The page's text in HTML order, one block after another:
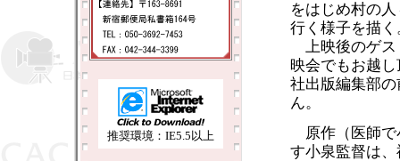
推奨環境：IE5.5以上
をはじめ村の
行く様子を描く
上映後のゲス
映会でもお越
社出版編集部
ん。
原作（医師で
す小泉監督は